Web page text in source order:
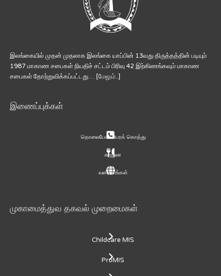
இலங்கையில் முதன் முதலாக இலங்கை யாப்பின் 13வது திருத்தத்தின் படியும்
1987 மாகாண சபைகள் நியதிச் சட்டம் பிரிவு 42 இற்கிணங்கவும் மாகாண
சபைகள் தோற்றுவிக்கப்பட்டது… [மேலும்..]
இணைப்புக்கள்
தொலைபேசி விபரக் கொத்து
சுற்றுலா
வரைபடங்கள்
முகாமைத்துவ தகவல் முறைமைகள்
Childcare MIS
ProMIS